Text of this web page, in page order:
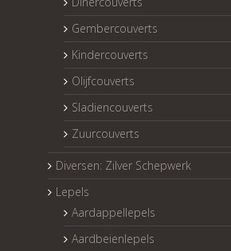
Gembercouverts
Kindercouverts
Olijfcouverts
Sladiencouverts
Zuurcouverts
Diversen: Zilver Schepwerk
Lepels
Aardappellepels
Aardbeienlepels